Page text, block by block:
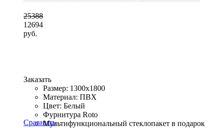
25388
12694
руб.
Заказать
Размер: 1300x1800
Материал: ПВХ
Цвет: Белый
Фурнитура Roto
Мультифункциональный стеклопакет в подарок
Сравнить